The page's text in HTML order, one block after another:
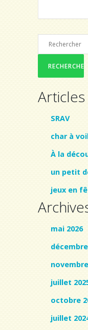
SRAV
char à
À la
un petit
jeux en
mai 2026
juillet
octobre
juillet